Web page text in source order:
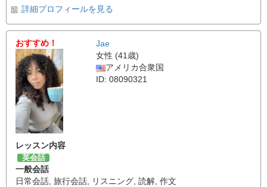
詳細プロフィールを見る
おすすめ！
Jae
女性 (41歳)
アメリカ合衆国
ID: 08090321
レッスン内容
英会話
一般会話
日常会話, 旅行会話, リスニング, 読解, 作文